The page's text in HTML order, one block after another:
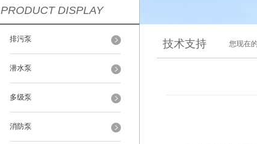
PRODUCT DISPLAY
排污泵
潜水泵
多级泵
消防泵
技术支持 您现在